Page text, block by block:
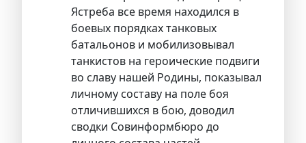
Ястреба все время находился в
боевых порядках танковых
батальонов и мобилизовывал
танкистов на героические подвиги
во славу нашей Родины, показывал
личному составу на поле боя
отличившихся в бою, доводил
сводки Совинформбюро до